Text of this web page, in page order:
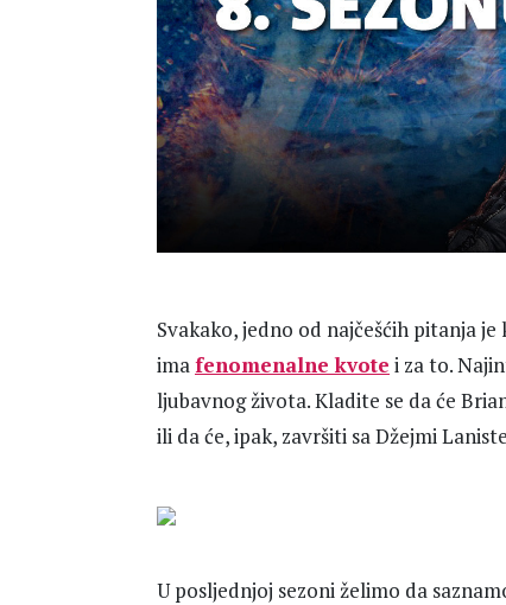
Svakako, jedno od najčešćih pitanja
imafenomenalne kvote i za to.
ljubavnog života. Kladite se da će
ili da će, ipak, završiti sa Džejmi
U posljednjoj sezoni želimo da